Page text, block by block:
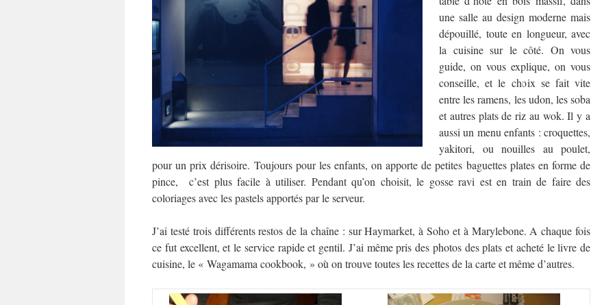
une salle au design moderne mais
dépouillé, toute en longueur, avec
la cuisine sur le côté. On vous
guide, on vous explique, on vous
conseille, et le choix se fait vite
entre les ramens, les udon, les soba
et autres plats de riz au wok. Il y a
aussi un menu enfants : croquettes,
yakitori, ou nouilles au poulet,
pour un prix dérisoire. Toujours pour les enfants, on apporte de petites baguettes plates en forme de
pince, c’est plus facile à utiliser. Pendant qu’on choisit, le gosse ravi est en train de faire des
coloriages avec les pastels apportés par le serveur.
J’ai testé trois différents restos de la chaîne : sur Haymarket, à Soho et à Marylebone. A chaque fois
ce fut excellent, et le service rapide et gentil. J’ai même pris des photos des plats et acheté le livre de
cuisine, le « Wagamama cookbook, » où on trouve toutes les recettes de la carte et même d’autres.